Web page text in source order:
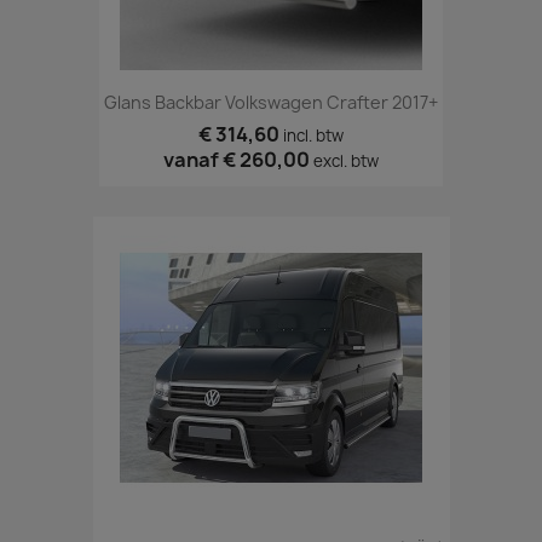
Glans Backbar Volkswagen Crafter 2017+
€ 314,60 incl. btw
vanaf€ 260,00 excl. btw